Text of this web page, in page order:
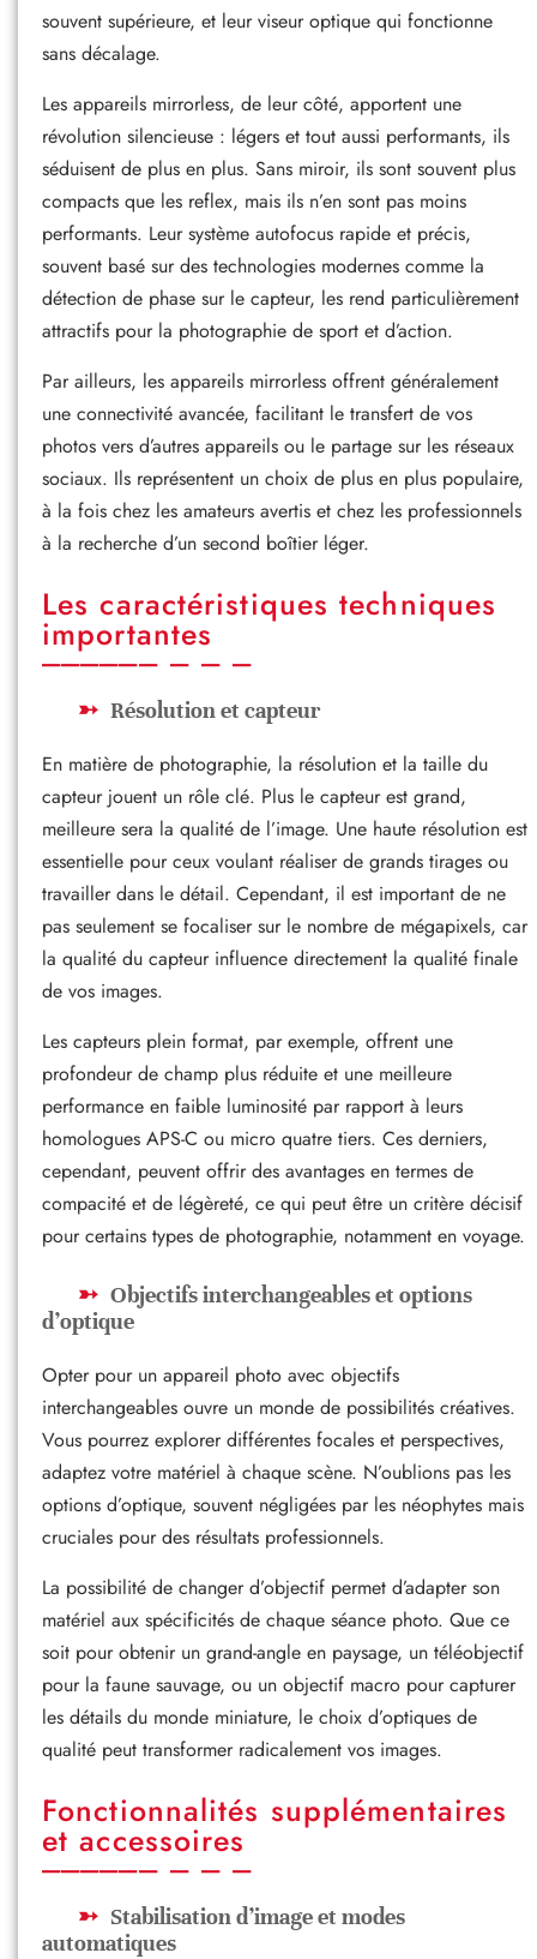
souvent supérieure, et leur viseur optique qui fonctionne
sans décalage.
Les appareils mirrorless, de leur côté, apportent une
révolution silencieuse : légers et tout aussi performants, ils
séduisent de plus en plus. Sans miroir, ils sont souvent plus
compacts que les reflex, mais ils n’en sont pas moins
performants. Leur système autofocus rapide et précis,
souvent basé sur des technologies modernes comme la
détection de phase sur le capteur, les rend particulièrement
attractifs pour la photographie de sport et d’action.
Par ailleurs, les appareils mirrorless offrent généralement
une connectivité avancée, facilitant le transfert de vos
photos vers d’autres appareils ou le partage sur les réseaux
sociaux. Ils représentent un choix de plus en plus populaire,
à la fois chez les amateurs avertis et chez les professionnels
à la recherche d’un second boîtier léger.
Les caractéristiques techniques
importantes
Résolution et capteur
En matière de photographie, la résolution et la taille du
capteur jouent un rôle clé. Plus le capteur est grand,
meilleure sera la qualité de l’image. Une haute résolution est
essentielle pour ceux voulant réaliser de grands tirages ou
travailler dans le détail. Cependant, il est important de ne
pas seulement se focaliser sur le nombre de mégapixels, car
la qualité du capteur influence directement la qualité finale
de vos images.
Les capteurs plein format, par exemple, offrent une
profondeur de champ plus réduite et une meilleure
performance en faible luminosité par rapport à leurs
homologues APS-C ou micro quatre tiers. Ces derniers,
cependant, peuvent offrir des avantages en termes de
compacité et de légèreté, ce qui peut être un critère décisif
pour certains types de photographie, notamment en voyage.
Objectifs interchangeables et options
d’optique
Opter pour un appareil photo avec objectifs
interchangeables ouvre un monde de possibilités créatives.
Vous pourrez explorer différentes focales et perspectives,
adaptez votre matériel à chaque scène. N’oublions pas les
options d’optique, souvent négligées par les néophytes mais
cruciales pour des résultats professionnels.
La possibilité de changer d’objectif permet d’adapter son
matériel aux spécificités de chaque séance photo. Que ce
soit pour obtenir un grand-angle en paysage, un téléobjectif
pour la faune sauvage, ou un objectif macro pour capturer
les détails du monde miniature, le choix d’optiques de
qualité peut transformer radicalement vos images.
Fonctionnalités supplémentaires
et accessoires
Stabilisation d’image et modes
automatiques